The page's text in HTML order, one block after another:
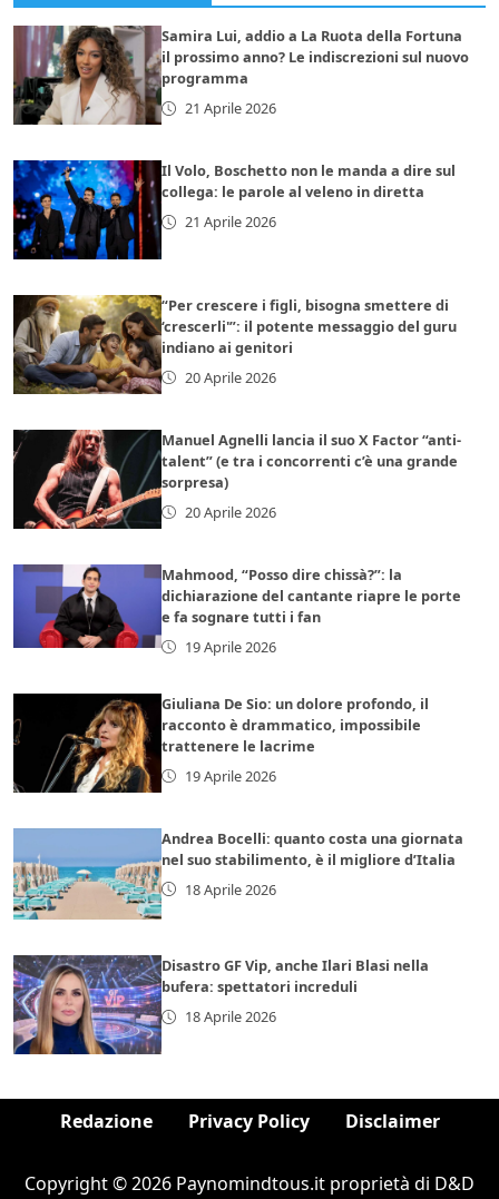
Samira Lui, addio a La Ruota della Fortuna
il prossimo anno? Le indiscrezioni sul nuovo
programma
21 Aprile 2026
Il Volo, Boschetto non le manda a dire sul
collega: le parole al veleno in diretta
21 Aprile 2026
“Per crescere i figli, bisogna smettere di
‘crescerli'”: il potente messaggio del guru
indiano ai genitori
20 Aprile 2026
Manuel Agnelli lancia il suo X Factor “anti-
talent” (e tra i concorrenti c’è una grande
sorpresa)
20 Aprile 2026
Mahmood, “Posso dire chissà?”: la
dichiarazione del cantante riapre le porte
e fa sognare tutti i fan
19 Aprile 2026
Giuliana De Sio: un dolore profondo, il
racconto è drammatico, impossibile
trattenere le lacrime
19 Aprile 2026
Andrea Bocelli: quanto costa una giornata
nel suo stabilimento, è il migliore d’Italia
18 Aprile 2026
Disastro GF Vip, anche Ilari Blasi nella
bufera: spettatori increduli
18 Aprile 2026
Redazione Privacy Policy Disclaimer
Copyright © 2026 Paynomindtous.it proprietà di D&D